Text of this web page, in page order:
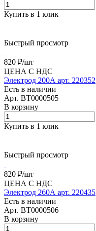
Купить в 1 клик
Быстрый просмотр
820 ₽/шт
ЦЕНА С НДС
Электрод 200А арт. 220352
Есть в наличии
Арт. BT0000505
В корзину
Купить в 1 клик
Быстрый просмотр
820 ₽/шт
ЦЕНА С НДС
Электрод 260А арт. 220435
Есть в наличии
Арт. BT0000506
В корзину